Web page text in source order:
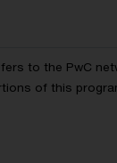
to the PwC
of this